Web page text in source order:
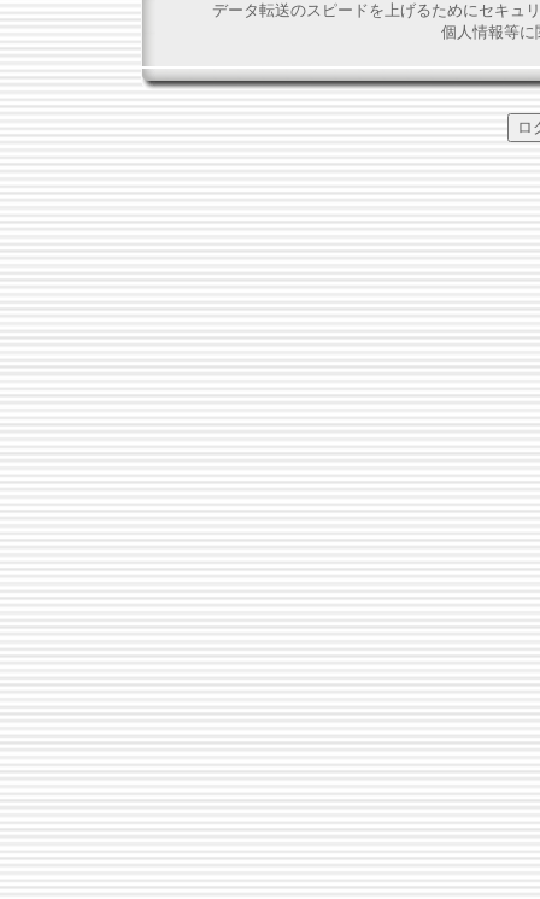
データ転送のスピードを上げるためにセキュ
個人情報等に